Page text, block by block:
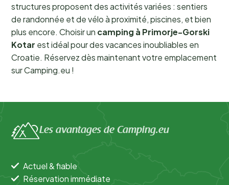
structures proposent des activités variées : sentiers
de randonnée et de vélo à proximité, piscines, et bien
plus encore. Choisir un camping à Primorje-Gorski
Kotar est idéal pour des vacances inoubliables en
Croatie. Réservez dès maintenant votre emplacement
sur Camping.eu !
Les avantages de Camping.eu
Actuel & fiable
Réservation immédiate